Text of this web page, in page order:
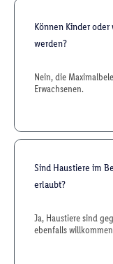
Können Kinder
werden?
Nein, die
Erwachsenen.
Sind Haustiere im
erlaubt?
Ja, Haustiere sind
ebenfalls